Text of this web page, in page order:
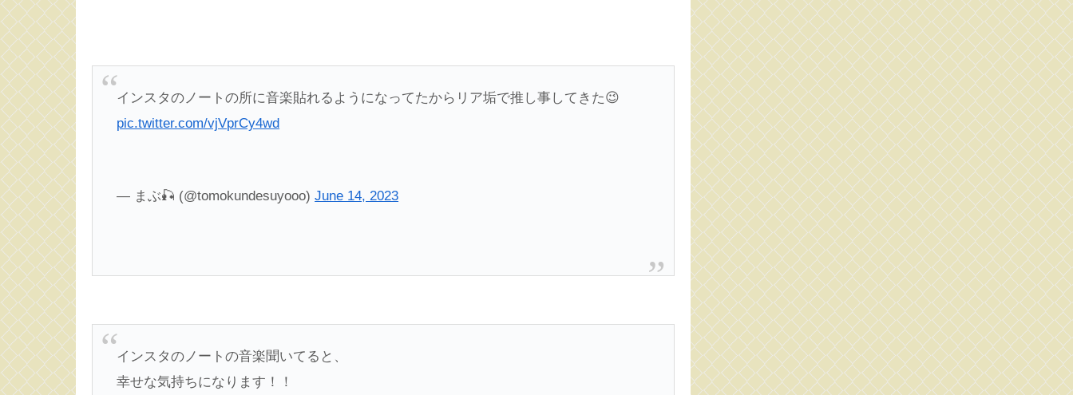
インスタのノートの所に音楽貼れるようになってたからリア垢で推し事してきた😉
pic.twitter.com/vjVprCy4wd
— まぶ🎣 (@tomokundesuyooo)June 14, 2023
インスタのノートの音楽聞いてると、
幸せな気持ちになります！！